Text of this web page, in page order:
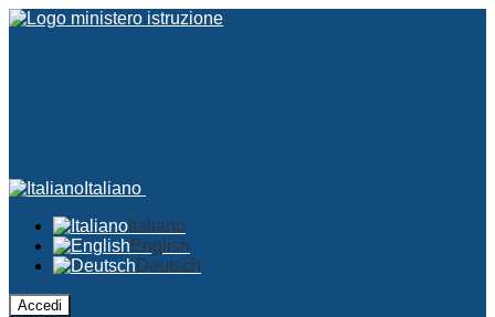
Italiano
Italiano
English
Deutsch
Accedi